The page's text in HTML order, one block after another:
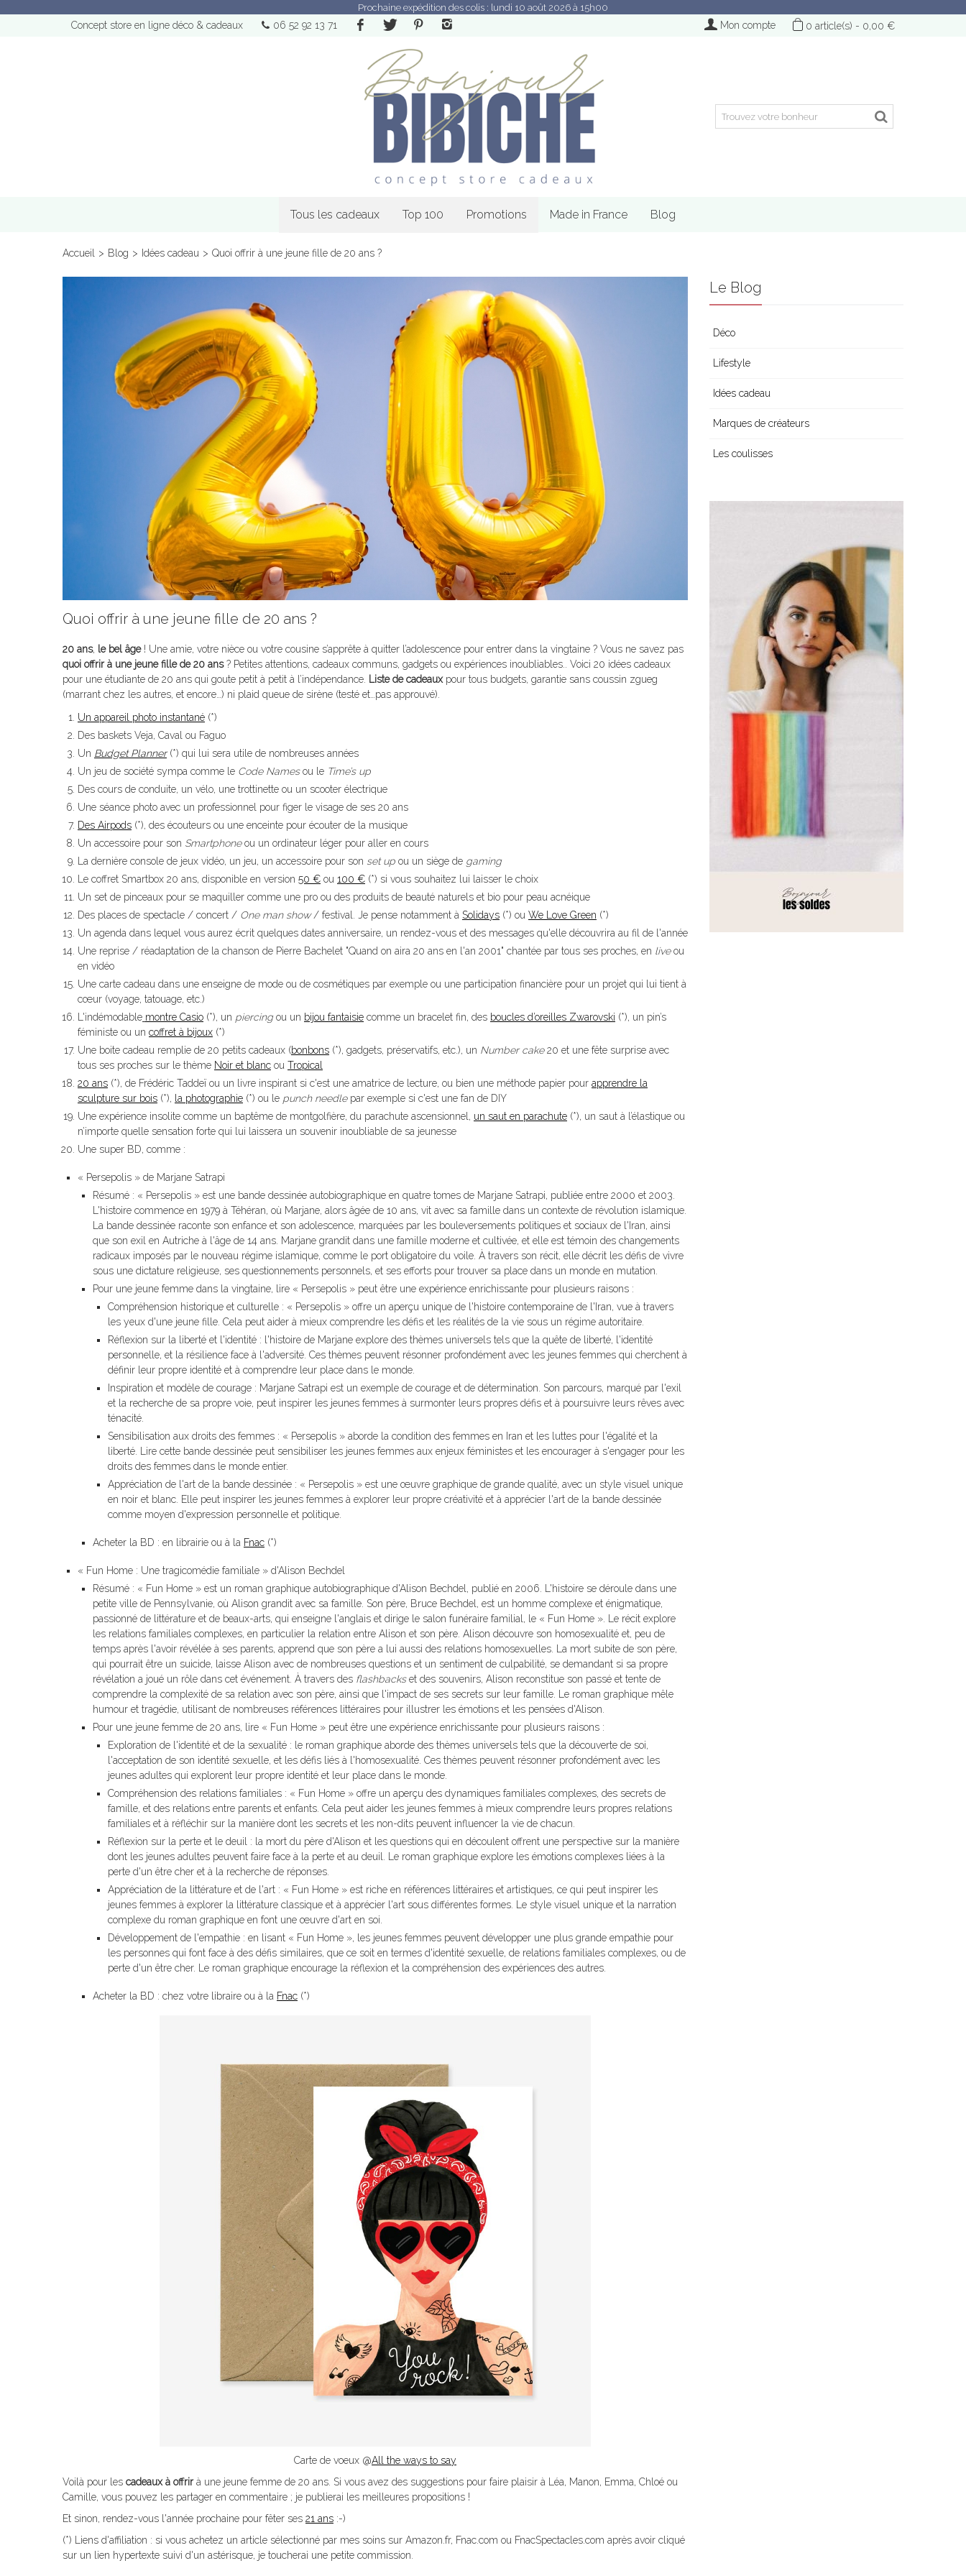
Prochaine expédition des colis : lundi 10 août 2026 à 15h00
Concept store en ligne déco & cadeaux 06 52 92 13 71 0 article(s) - 0,00 €
Mon compte
Tous les cadeaux Top 100 Promotions Made in France Blog
Accueil > Blog > Idées cadeau > Quoi offrir à une jeune fille de 20 ans ?
Quoi offrir à une jeune fille de 20 ans ?
20 ans, le bel âge! Une amie, votre nièce ou votre cousine s’apprête à quitter l’adolescence pour entrer dans la vingtaine ? Vous ne savez pas
quoi offrir à une jeune fille de 20 ans? Petites attentions, cadeaux communs, gadgets ou expériences inoubliables.. Voici 20 idées cadeaux
pour une étudiante de 20 ans qui goute petit à petit à l’indépendance. Liste de cadeauxpour tous budgets, garantie sans coussin zgueg
(marrant chez les autres, et encore…) ni plaid queue de sirène (testé et…pas approuvé).
Un appareil photo instantané (*)
Des baskets Veja, Caval ou Faguo
Un Budget Planner(*) qui lui sera utile de nombreuses années
Un jeu de société sympa comme le Code Namesou le Time’s up
Des cours de conduite, un vélo, une trottinette ou un scooter électrique
Une séance photo avec un professionnel pour figer le visage de ses 20 ans
Des Airpods (*), des écouteurs ou une enceinte pour écouter de la musique
Un accessoire pour son Smartphoneou un ordinateur léger pour aller en cours
La dernière console de jeux vidéo, un jeu, un accessoire pour son set up ou un siège de gaming
Le coffret Smartbox 20 ans, disponible en version 50 € ou 100 € (*) si vous souhaitez lui laisser le choix
Un set de pinceaux pour se maquiller comme une pro ou des produits de beauté naturels et bio pour peau acnéique
Des places de spectacle / concert / One man show/ festival. Je pense notamment à Solidays (*) ou We Love Green (*)
Un agenda dans lequel vous aurez écrit quelques dates anniversaire, un rendez-vous et des messages qu'elle découvrira au fil de l'année
Une reprise / réadaptation de la chanson de Pierre Bachelet "Quand on aira 20 ans en l'an 2001" chantée par tous ses proches, en liveou
en vidéo
Une carte cadeau dans une enseigne de mode ou de cosmétiques par exemple ou une participation financière pour un projet qui lui tient à
cœur (voyage, tatouage, etc.)
L'indémodable montre Casio (*), un piercing ou un bijou fantaisie comme un bracelet fin, des boucles d’oreilles Zwarovski (*), un pin’s
féministe ou un coffret à bijoux (*)
Une boite cadeau remplie de 20 petits cadeaux (bonbons (*), gadgets, préservatifs, etc.), un Number cake20 et une fête surprise avec
tous ses proches sur le thème Noir et blanc ou Tropical
20 ans (*), de Frédéric Taddeï ou un livre inspirant si c'est une amatrice de lecture, ou bien une méthode papier pour apprendre la
sculpture sur bois (*), la photographie (*) ou le punch needlepar exemple si c'est une fan de DIY
Une expérience insolite comme un baptême de montgolfière, du parachute ascensionnel, un saut en parachute (*), un saut à l’élastique ou
n’importe quelle sensation forte qui lui laissera un souvenir inoubliable de sa jeunesse
Une super BD, comme :
« Persepolis » de Marjane Satrapi
Résumé : « Persepolis » est une bande dessinée autobiographique en quatre tomes de Marjane Satrapi, publiée entre 2000 et 2003.
L'histoire commence en 1979 à Téhéran, où Marjane, alors âgée de 10 ans, vit avec sa famille dans un contexte de révolution islamique.
La bande dessinée raconte son enfance et son adolescence, marquées par les bouleversements politiques et sociaux de l'Iran, ainsi
que son exil en Autriche à l'âge de 14 ans. Marjane grandit dans une famille moderne et cultivée, et elle est témoin des changements
radicaux imposés par le nouveau régime islamique, comme le port obligatoire du voile. À travers son récit, elle décrit les défis de vivre
sous une dictature religieuse, ses questionnements personnels, et ses efforts pour trouver sa place dans un monde en mutation.
Pour une jeune femme dans la vingtaine, lire « Persepolis » peut être une expérience enrichissante pour plusieurs raisons :
Compréhension historique et culturelle : « Persepolis » offre un aperçu unique de l'histoire contemporaine de l'Iran, vue à travers
les yeux d'une jeune fille. Cela peut aider à mieux comprendre les défis et les réalités de la vie sous un régime autoritaire.
Réflexion sur la liberté et l'identité : l'histoire de Marjane explore des thèmes universels tels que la quête de liberté, l'identité
personnelle, et la résilience face à l'adversité. Ces thèmes peuvent résonner profondément avec les jeunes femmes qui cherchent à
définir leur propre identité et à comprendre leur place dans le monde.
Inspiration et modèle de courage : Marjane Satrapi est un exemple de courage et de détermination. Son parcours, marqué par l'exil
et la recherche de sa propre voie, peut inspirer les jeunes femmes à surmonter leurs propres défis et à poursuivre leurs rêves avec
ténacité.
Sensibilisation aux droits des femmes : « Persepolis » aborde la condition des femmes en Iran et les luttes pour l'égalité et la
liberté. Lire cette bande dessinée peut sensibiliser les jeunes femmes aux enjeux féministes et les encourager à s'engager pour les
droits des femmes dans le monde entier.
Appréciation de l'art de la bande dessinée : « Persepolis » est une œuvre graphique de grande qualité, avec un style visuel unique
en noir et blanc. Elle peut inspirer les jeunes femmes à explorer leur propre créativité et à apprécier l'art de la bande dessinée
comme moyen d'expression personnelle et politique.
Acheter la BD : en librairie ou à la Fnac (*)
« Fun Home : Une tragicomédie familiale » d'Alison Bechdel
Résumé : « Fun Home » est un roman graphique autobiographique d'Alison Bechdel, publié en 2006. L'histoire se déroule dans une
petite ville de Pennsylvanie, où Alison grandit avec sa famille. Son père, Bruce Bechdel, est un homme complexe et énigmatique,
passionné de littérature et de beaux-arts, qui enseigne l'anglais et dirige le salon funéraire familial, le « Fun Home ». Le récit explore
les relations familiales complexes, en particulier la relation entre Alison et son père. Alison découvre son homosexualité et, peu de
temps après l'avoir révélée à ses parents, apprend que son père a lui aussi des relations homosexuelles. La mort subite de son père,
qui pourrait être un suicide, laisse Alison avec de nombreuses questions et un sentiment de culpabilité, se demandant si sa propre
révélation a joué un rôle dans cet événement. À travers des flashbackset des souvenirs, Alison reconstitue son passé et tente de
comprendre la complexité de sa relation avec son père, ainsi que l'impact de ses secrets sur leur famille. Le roman graphique mêle
humour et tragédie, utilisant de nombreuses références littéraires pour illustrer les émotions et les pensées d'Alison.
Pour une jeune femme de 20 ans, lire « Fun Home » peut être une expérience enrichissante pour plusieurs raisons :
Exploration de l'identité et de la sexualité : le roman graphique aborde des thèmes universels tels que la découverte de soi,
l'acceptation de son identité sexuelle, et les défis liés à l'homosexualité. Ces thèmes peuvent résonner profondément avec les
jeunes adultes qui explorent leur propre identité et leur place dans le monde.
Compréhension des relations familiales : « Fun Home » offre un aperçu des dynamiques familiales complexes, des secrets de
famille, et des relations entre parents et enfants. Cela peut aider les jeunes femmes à mieux comprendre leurs propres relations
familiales et à réfléchir sur la manière dont les secrets et les non-dits peuvent influencer la vie de chacun.
Réflexion sur la perte et le deuil : la mort du père d'Alison et les questions qui en découlent offrent une perspective sur la manière
dont les jeunes adultes peuvent faire face à la perte et au deuil. Le roman graphique explore les émotions complexes liées à la
perte d'un être cher et à la recherche de réponses.
Appréciation de la littérature et de l'art : « Fun Home » est riche en références littéraires et artistiques, ce qui peut inspirer les
jeunes femmes à explorer la littérature classique et à apprécier l'art sous différentes formes. Le style visuel unique et la narration
complexe du roman graphique en font une œuvre d'art en soi.
Développement de l'empathie : en lisant « Fun Home », les jeunes femmes peuvent développer une plus grande empathie pour
les personnes qui font face à des défis similaires, que ce soit en termes d'identité sexuelle, de relations familiales complexes, ou de
perte d'un être cher. Le roman graphique encourage la réflexion et la compréhension des expériences des autres.
Acheter la BD : chez votre libraire ou à la Fnac (*)
Carte de voeux @All the ways to say
Voilà pour les cadeaux à offrirà une jeune femme de 20 ans. Si vous avez des suggestions pour faire plaisir à Léa, Manon, Emma, Chloé ou
Camille, vous pouvez les partager en commentaire ; je publierai les meilleures propositions !
Et sinon, rendez-vous l'année prochaine pour fêter ses 21 ans :-)
(*) Liens d'affiliation : si vous achetez un article sélectionné par mes soins sur Amazon.fr, Fnac.com ou FnacSpectacles.com après avoir cliqué
sur un lien hypertexte suivi d'un astérisque, je toucherai une petite commission.
Le Blog
Déco
Lifestyle
Idées cadeau
Marques de créateurs
Les coulisses